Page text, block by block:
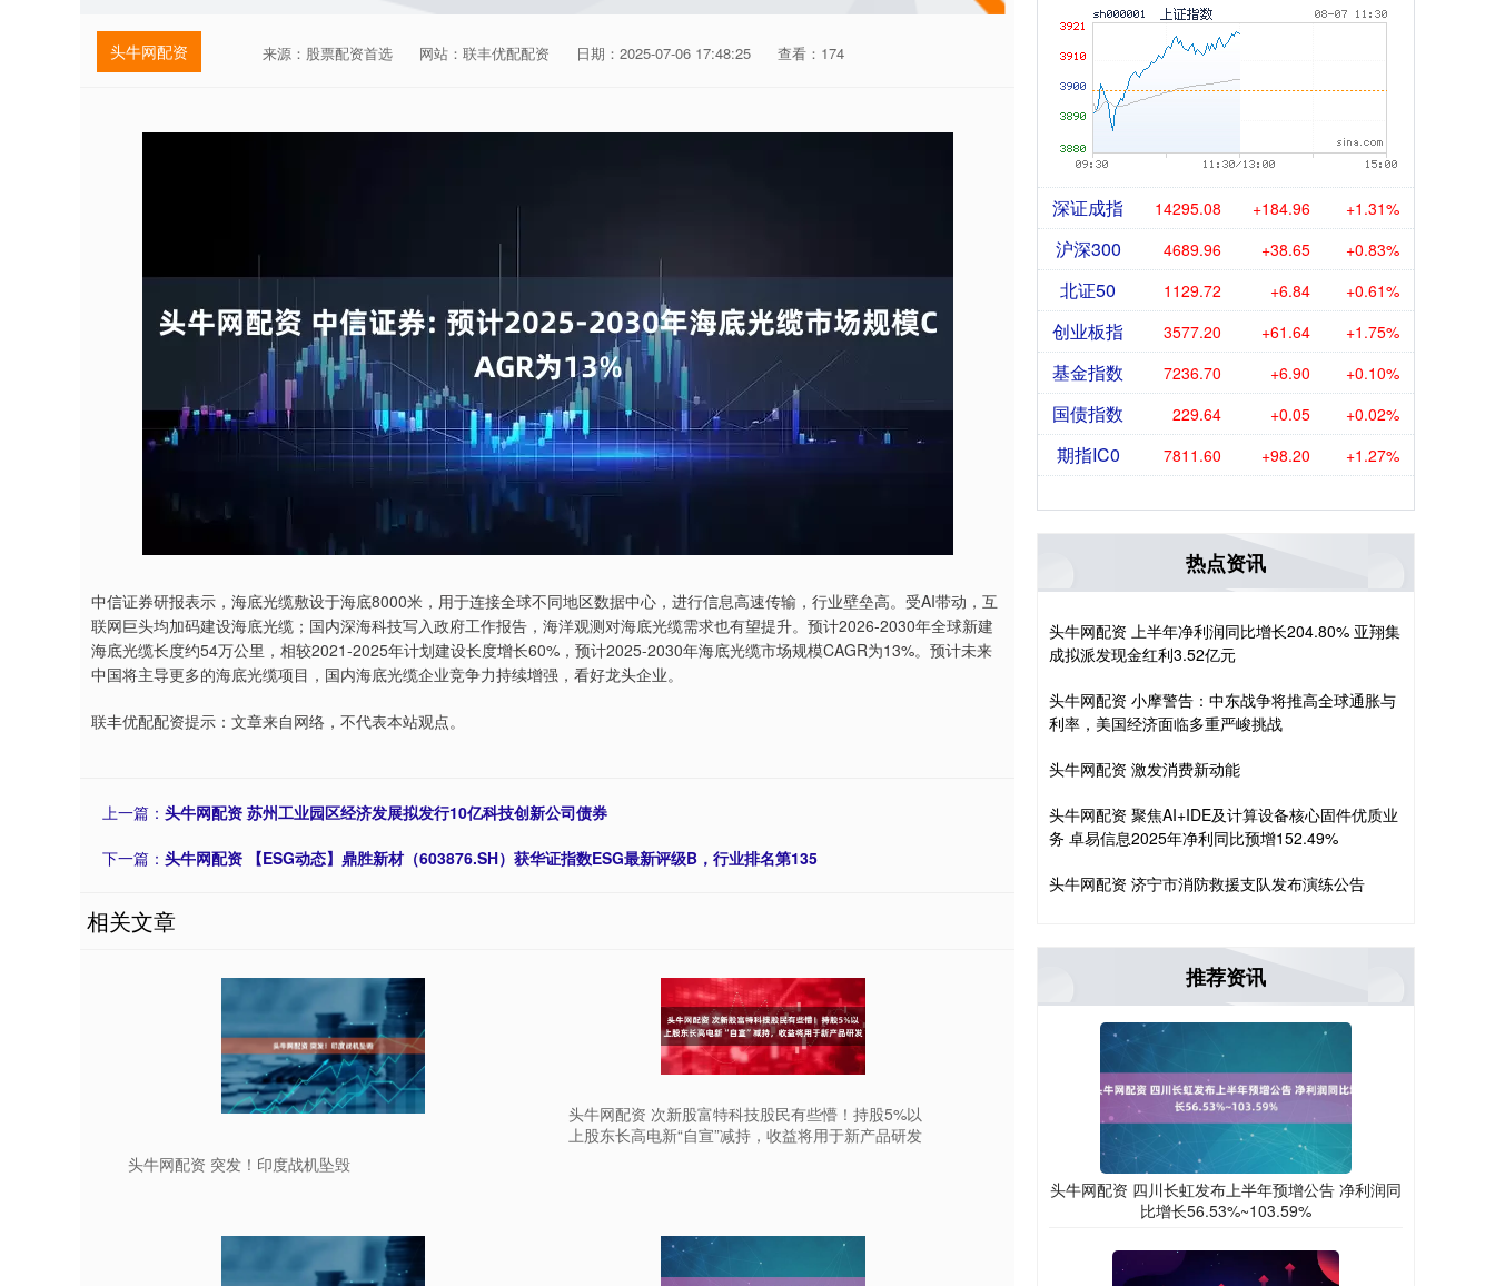
头牛网配资 来源：股票配资首选 网站：联丰优配配资 日期：2025-07-06 17:48:25 查看：174
中信证券研报表示，海底光缆敷设于海底8000米，用于连接全球不同地区数据中心，进行信息高速传输，行业壁垒高。受AI带动，互
联网巨头均加码建设海底光缆；国内深海科技写入政府工作报告，海洋观测对海底光缆需求也有望提升。预计2026-2030年全球新建
海底光缆长度约54万公里，相较2021-2025年计划建设长度增长60%，预计2025-2030年海底光缆市场规模CAGR为13%。预计未来
中国将主导更多的海底光缆项目，国内海底光缆企业竞争力持续增强，看好龙头企业。
联丰优配配资提示：文章来自网络，不代表本站观点。
上一篇： 头牛网配资 苏州工业园区经济发展拟发行10亿科技创新公司债券
下一篇： 头牛网配资 【ESG动态】鼎胜新材（603876.SH）获华证指数ESG最新评级B，行业排名第135
相关文章
头牛网配资 突发！印度战机坠毁
头牛网配资 次新股富特科技股民有些懵！持股5%以
上股东长高电新“自宣”减持，收益将用于新产品研发
深证成指 14295.08 +184.96 +1.31%
沪深300 4689.96 +38.65 +0.83%
北证50 1129.72 +6.84 +0.61%
创业板指 3577.20 +61.64 +1.75%
基金指数 7236.70 +6.90 +0.10%
国债指数 229.64 +0.05 +0.02%
期指IC0 7811.60 +98.20 +1.27%
热点资讯
头牛网配资 上半年净利润同比增长204.80% 亚翔集
成拟派发现金红利3.52亿元
头牛网配资 小摩警告：中东战争将推高全球通胀与
利率，美国经济面临多重严峻挑战
头牛网配资 激发消费新动能
头牛网配资 聚焦AI+IDE及计算设备核心固件优质业
务 卓易信息2025年净利同比预增152.49%
头牛网配资 济宁市消防救援支队发布演练公告
推荐资讯
头牛网配资 四川长虹发布上半年预增公告 净利润同
比增长56.53%~103.59%